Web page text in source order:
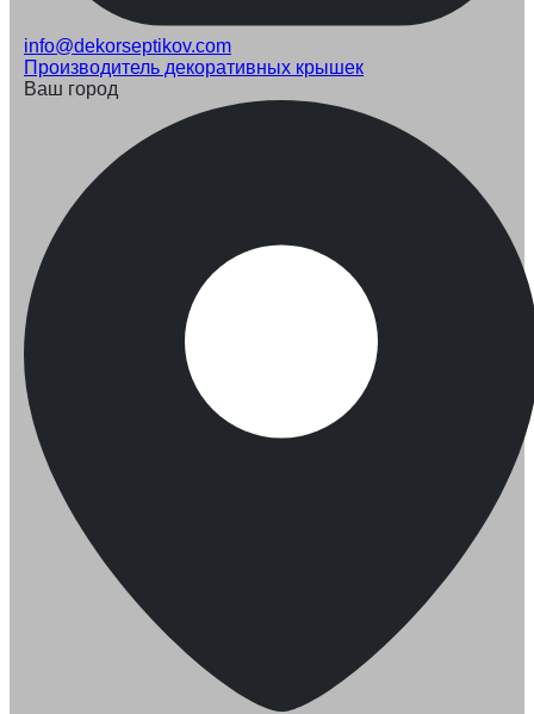
info@dekorseptikov.com
Производитель декоративных крышек
Ваш город